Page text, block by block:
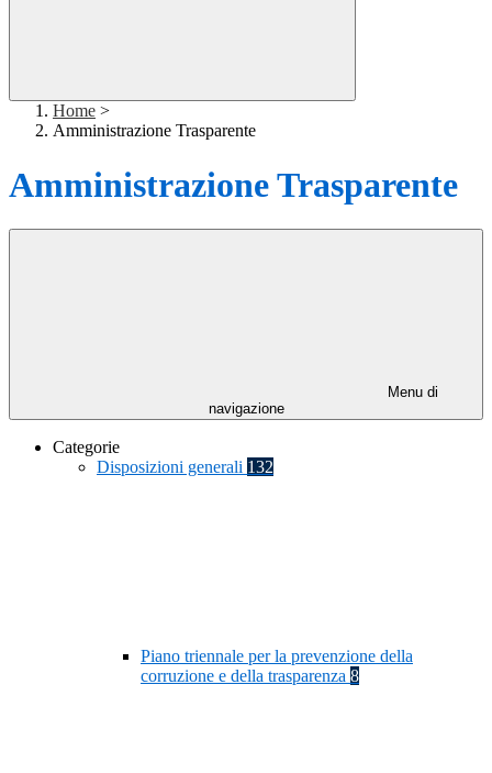
Home >
Amministrazione Trasparente
Amministrazione Trasparente
Menu di
navigazione
Categorie
Disposizioni generali 132
Piano triennale per la prevenzione della
corruzione e della trasparenza 8